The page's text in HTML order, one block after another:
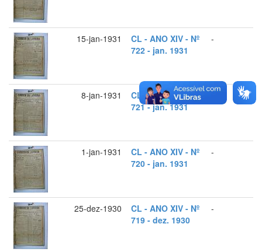
15-jan-1931
CL - ANO XIV - Nº
722 - jan. 1931
-
8-jan-1931
CL - ANO XIV - Nº
721 - jan. 1931
-
1-jan-1931
CL - ANO XIV - Nº
720 - jan. 1931
-
25-dez-1930
CL - ANO XIV - Nº
719 - dez. 1930
-